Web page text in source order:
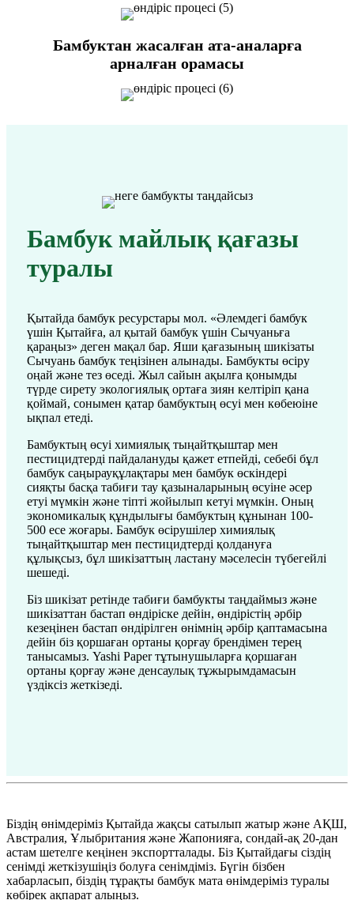
Бамбуктан жасалған ата-аналарға
арналған орамасы
Бамбук майлық қағазы
туралы
Қытайда бамбук ресурстары мол. «Әлемдегі бамбук
үшін Қытайға, ал қытай бамбук үшін Сычуаньға
қараңыз» деген мақал бар. Яши қағазының шикізаты
Сычуань бамбук теңізінен алынады. Бамбукты өсіру
оңай және тез өседі. Жыл сайын ақылға қонымды
түрде сирету экологиялық ортаға зиян келтіріп қана
қоймай, сонымен қатар бамбуктың өсуі мен көбеюіне
ықпал етеді.
Бамбуктың өсуі химиялық тыңайтқыштар мен
пестицидтерді пайдалануды қажет етпейді, себебі бұл
бамбук саңырауқұлақтары мен бамбук өскіндері
сияқты басқа табиғи тау қазыналарының өсуіне әсер
етуі мүмкін және тіпті жойылып кетуі мүмкін. Оның
экономикалық құндылығы бамбуктың құнынан 100-
500 есе жоғары. Бамбук өсірушілер химиялық
тыңайтқыштар мен пестицидтерді қолдануға
құлықсыз, бұл шикізаттың ластану мәселесін түбегейлі
шешеді.
Біз шикізат ретінде табиғи бамбукты таңдаймыз және
шикізаттан бастап өндіріске дейін, өндірістің әрбір
кезеңінен бастап өндірілген өнімнің әрбір қаптамасына
дейін біз қоршаған ортаны қорғау брендімен терең
танысамыз. Yashi Paper тұтынушыларға қоршаған
ортаны қорғау және денсаулық тұжырымдамасын
үздіксіз жеткізеді.
Біздің өнімдеріміз Қытайда жақсы сатылып жатыр және АҚШ,
Австралия, Ұлыбритания және Жапонияға, сондай-ақ 20-дан
астам шетелге кеңінен экспортталады. Біз Қытайдағы сіздің
сенімді жеткізушіңіз болуға сенімдіміз. Бүгін бізбен
хабарласып, біздің тұрақты бамбук мата өнімдеріміз туралы
көбірек ақпарат алыңыз.